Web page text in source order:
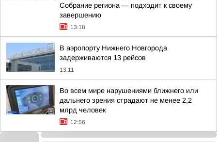
Собрание региона — подходит к своему
завершению
13:18
В аэропорту Нижнего Новгорода
задерживаются 13 рейсов
13:11
Во всем мире нарушениями ближнего или
дальнего зрения страдают не менее 2,2
млрд человек
12:56